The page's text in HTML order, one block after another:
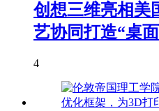
创想三维亮相美
艺协同打造“桌
4